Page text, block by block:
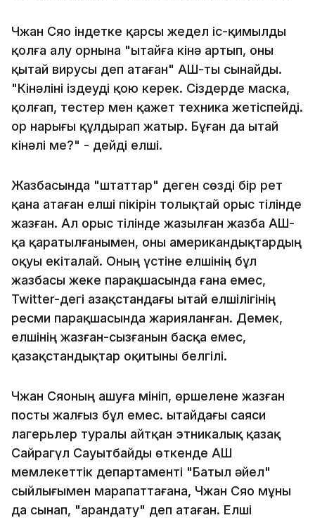
Чжан Сяо індетке қарсы жедел іс-қимылды
қолға алу орнына "Қытайға кінә артып, оны
қытай вирусы деп атаған" АҚШ-ты сынайды.
"Кінәліні іздеуді қою керек. Сіздерде маска,
қолғап, тестер мен қажет техника жетіспейді.
Қор нарығы құлдырап жатыр. Бұған да Қытай
кінәлі ме?" - дейді елші.
Жазбасында "штаттар" деген сөзді бір рет
қана атаған елші пікірін толықтай орыс тілінде
жазған. Ал орыс тілінде жазылған жазба АҚШ-
қа қаратылғанымен, оны американдықтардың
оқуы екіталай. Оның үстіне елшінің бұл
жазбасы жеке парақшасында ғана емес,
Twitter-дегі Қазақстандағы Қытай елшілігінің
ресми парақшасында жарияланған. Демек,
елшінің жазған-сызғанын басқа емес,
қазақстандықтар оқитыны белгілі.
Чжан Сяоның ашуға мініп, өршелене жазған
посты жалғыз бұл емес. Қытайдағы саяси
лагерьлер туралы айтқан этникалық қазақ
Сайрагүл Сауытбайды өткенде АҚШ
мемлекеттік департаменті "Батыл әйел"
сыйлығымен марапаттағана, Чжан Сяо мұны
да сынап, "арандату" деп атаған. Елші